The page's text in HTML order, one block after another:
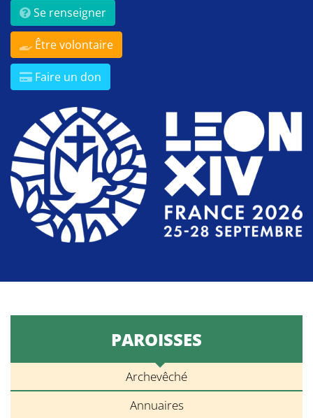
Se renseigner
Être volontaire
Faire un don
PAROISSES
Archevêché
Annuaires